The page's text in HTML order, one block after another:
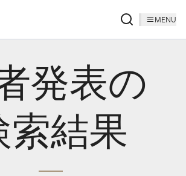
MENU
発表の
索結果